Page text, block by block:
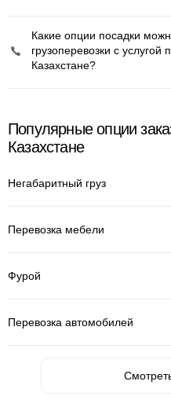
Какие опции посадки
грузоперевозки с услугой
Казахстане?
Популярные опции
Казахстане
Негабаритный груз
Перевозка мебели
Фурой
Перевозка автомобилей